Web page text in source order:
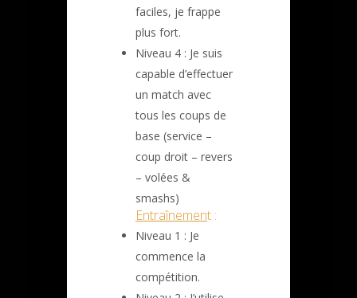
faciles, je frappe
plus fort.
Niveau 4 : Je suis
capable d’effectuer
un match avec
tous les coups de
base (service –
coup droit – revers
– volées &
smashs)
Entraînement :
Niveau 1 : Je
commence la
compétition.